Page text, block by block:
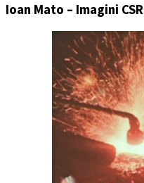
Ioan Mato – Imagini CSR